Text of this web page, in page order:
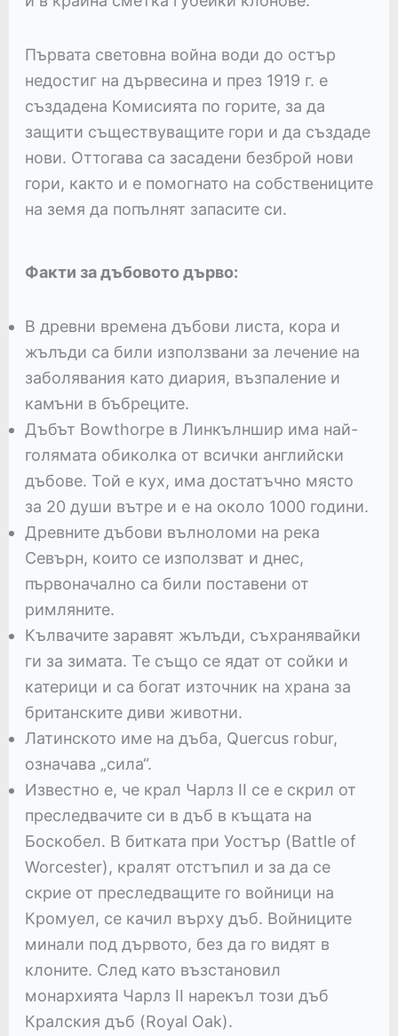
Първата световна война води до остър
недостиг на дървесина и през 1919 г. е
създадена Комисията по горите, за да
защити съществуващите гори и да създаде
нови. Оттогава са засадени безброй нови
гори, както и е помогнато на собствениците
на земя да попълнят запасите си.
Факти за дъбовото дърво:
В древни времена дъбови листа, кора и
жълъди са били използвани за лечение на
заболявания като диария, възпаление и
камъни в бъбреците.
Дъбът Bowthorpe в Линкълншир има най-
голямата обиколка от всички английски
дъбове. Той е кух, има достатъчно място
за 20 души вътре и е на около 1000 години.
Древните дъбови вълноломи на река
Севърн, които се използват и днес,
първоначално са били поставени от
римляните.
Кълвачите заравят жълъди, съхранявайки
ги за зимата. Те също се ядат от сойки и
катерици и са богат източник на храна за
британските диви животни.
Латинското име на дъба, Quercus robur,
означава „сила“.
Известно е, че крал Чарлз II се е скрил от
преследвачите си в дъб в къщата на
Боскобел. В битката при Уостър (Battle of
Worcester), кралят отстъпил и за да се
скрие от преследващите го войници на
Кромуел, се качил върху дъб. Войниците
минали под дървото, без да го видят в
клоните. След като възстановил
монархията Чарлз II нарекъл този дъб
Кралския дъб (Royal Oak).